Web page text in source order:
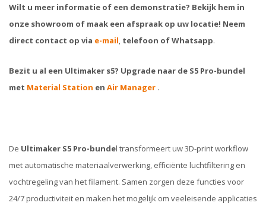
Wilt u meer informatie of een demonstratie? Bekijk hem in
onze showroom of maak een afspraak op uw locatie! Neem
direct contact op via e-mail, telefoon of Whatsapp.
Bezit u al een Ultimaker s5? Upgrade naar de S5 Pro-bundel
met Material Station en Air Manager .
De Ultimaker S5 Pro-bundel transformeert uw 3D-print workflow
met automatische materiaalverwerking, efficiënte luchtfiltering en
vochtregeling van het filament. Samen zorgen deze functies voor
24/7 productiviteit en maken het mogelijk om veeleisende applicaties